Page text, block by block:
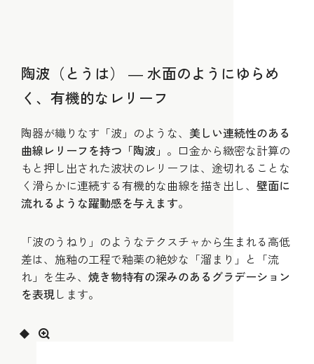
陶波（とうは） ― 水面のようにゆらめ
く、有機的なレリーフ
陶器が織りなす「波」のような、 美しい連続性のある
曲線レリーフを持つ「陶波」 。口金から緻密な計算の
もと押し出された波状のレリーフは、途切れることな
く滑らかに連続する有機的な曲線を描き出し、 壁面に
流れるような躍動感を与えます。
「波のうねり」のようなテクスチャから生まれる高低
差は、施釉の工程で釉薬の絶妙な「溜まり」と「流
れ」を生み、 焼き物特有の深みのあるグラデーション
を表現します。